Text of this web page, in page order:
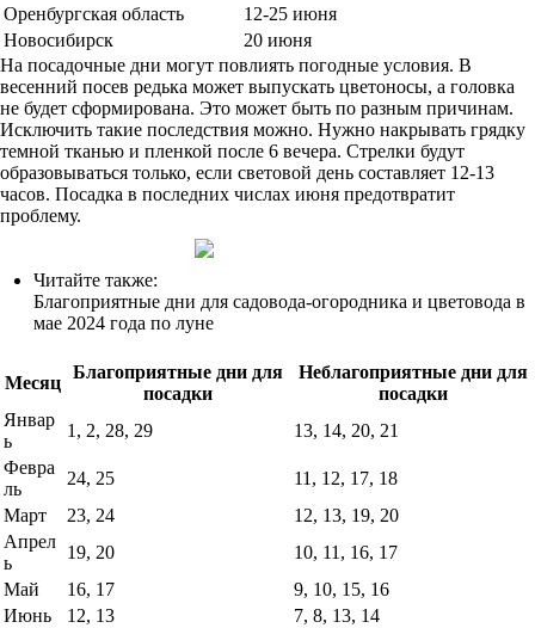
Оренбургская область
12-25 июня
Новосибирск
20 июня
На посадочные дни могут повлиять погодные условия. В
весенний посев редька может выпускать цветоносы, а головка
не будет сформирована. Это может быть по разным причинам.
Исключить такие последствия можно. Нужно накрывать грядку
темной тканью и пленкой после 6 вечера. Стрелки будут
образовываться только, если световой день составляет 12-13
часов. Посадка в последних числах июня предотвратит
проблему.
Читайте также:
Благоприятные дни для садовода-огородника и цветовода в
мае 2024 года по луне
Месяц
Благоприятные дни для
посадки
Неблагоприятные дни для
посадки
Январ
ь
1, 2, 28, 29
13, 14, 20, 21
Февра
ль
24, 25
11, 12, 17, 18
Март
23, 24
12, 13, 19, 20
Апрел
ь
19, 20
10, 11, 16, 17
Май
16, 17
9, 10, 15, 16
Июнь
12, 13
7, 8, 13, 14